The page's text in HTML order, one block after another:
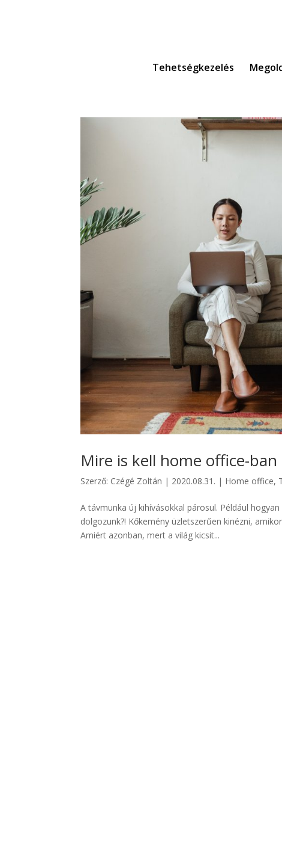
Tehetségkezelés
Mire is kell home office-ban
Szerző: Czégé Zoltán | 2020.08.31. | Home office,
A távmunka új kihívásokkal párosul. Például
dolgozunk?! Kőkemény üzletszerűen kinézni,
Amiért azonban, mert a világ kicsit...